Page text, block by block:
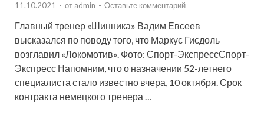
11.10.2021 - от admin - Оставьте комментарий
Главный тренер «Шинника» Вадим Евсеев
высказался по поводу того, что Маркус Гисдоль
возглавил «Локомотив». Фото: Спорт-ЭкспрессСпорт-
Экспресс Напомним, что о назначении 52-летнего
специалиста стало известно вчера, 10 октября. Срок
контракта немецкого тренера …